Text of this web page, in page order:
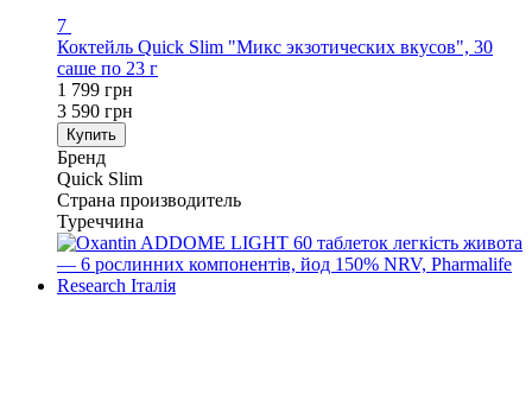
7
Коктейль Quick Slim "Микс экзотических вкусов", 30
саше по 23 г
1 799 грн
3 590 грн
Купить
Бренд
Quick Slim
Страна производитель
Туреччина